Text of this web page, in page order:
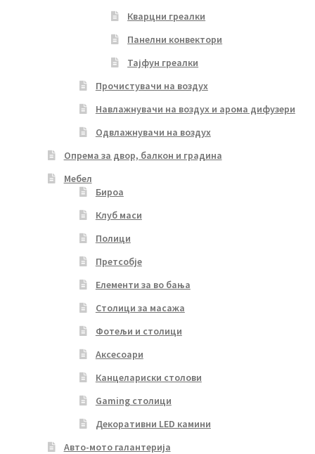
Кварцни греалки
Панелни конвектори
Тајфун греалки
Прочистувачи на воздух
Навлажнувачи на воздух и арома дифузери
Одвлажнувачи на воздух
Опрема за двор, балкон и градина
Мебел
Бироа
Клуб маси
Полици
Претсобје
Елементи за во бања
Столици за масажа
Фотељи и столици
Аксесоари
Канцелариски столови
Gaming столици
Декоративни LED камини
Авто-мото галантерија